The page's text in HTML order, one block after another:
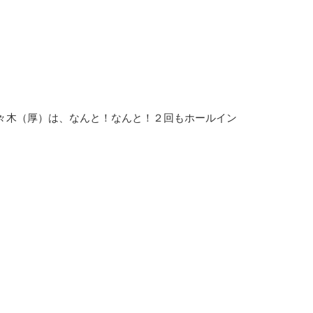
木（厚）は、なんと！なんと！２回もホールイン